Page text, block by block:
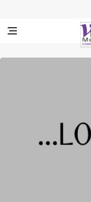
Vine Media
葡萄樹傳媒